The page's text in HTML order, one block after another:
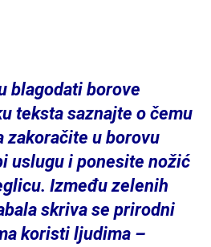
blagodati borove
teksta saznajte o čemu
zakoračite u borovu
uslugu i ponesite nožić
Između zelenih
skriva se prirodni
koristi ljudima –